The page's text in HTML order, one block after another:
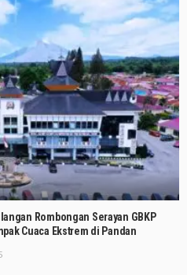
Rombongan Serayan GBKP
Cuaca Ekstrem di Pandan